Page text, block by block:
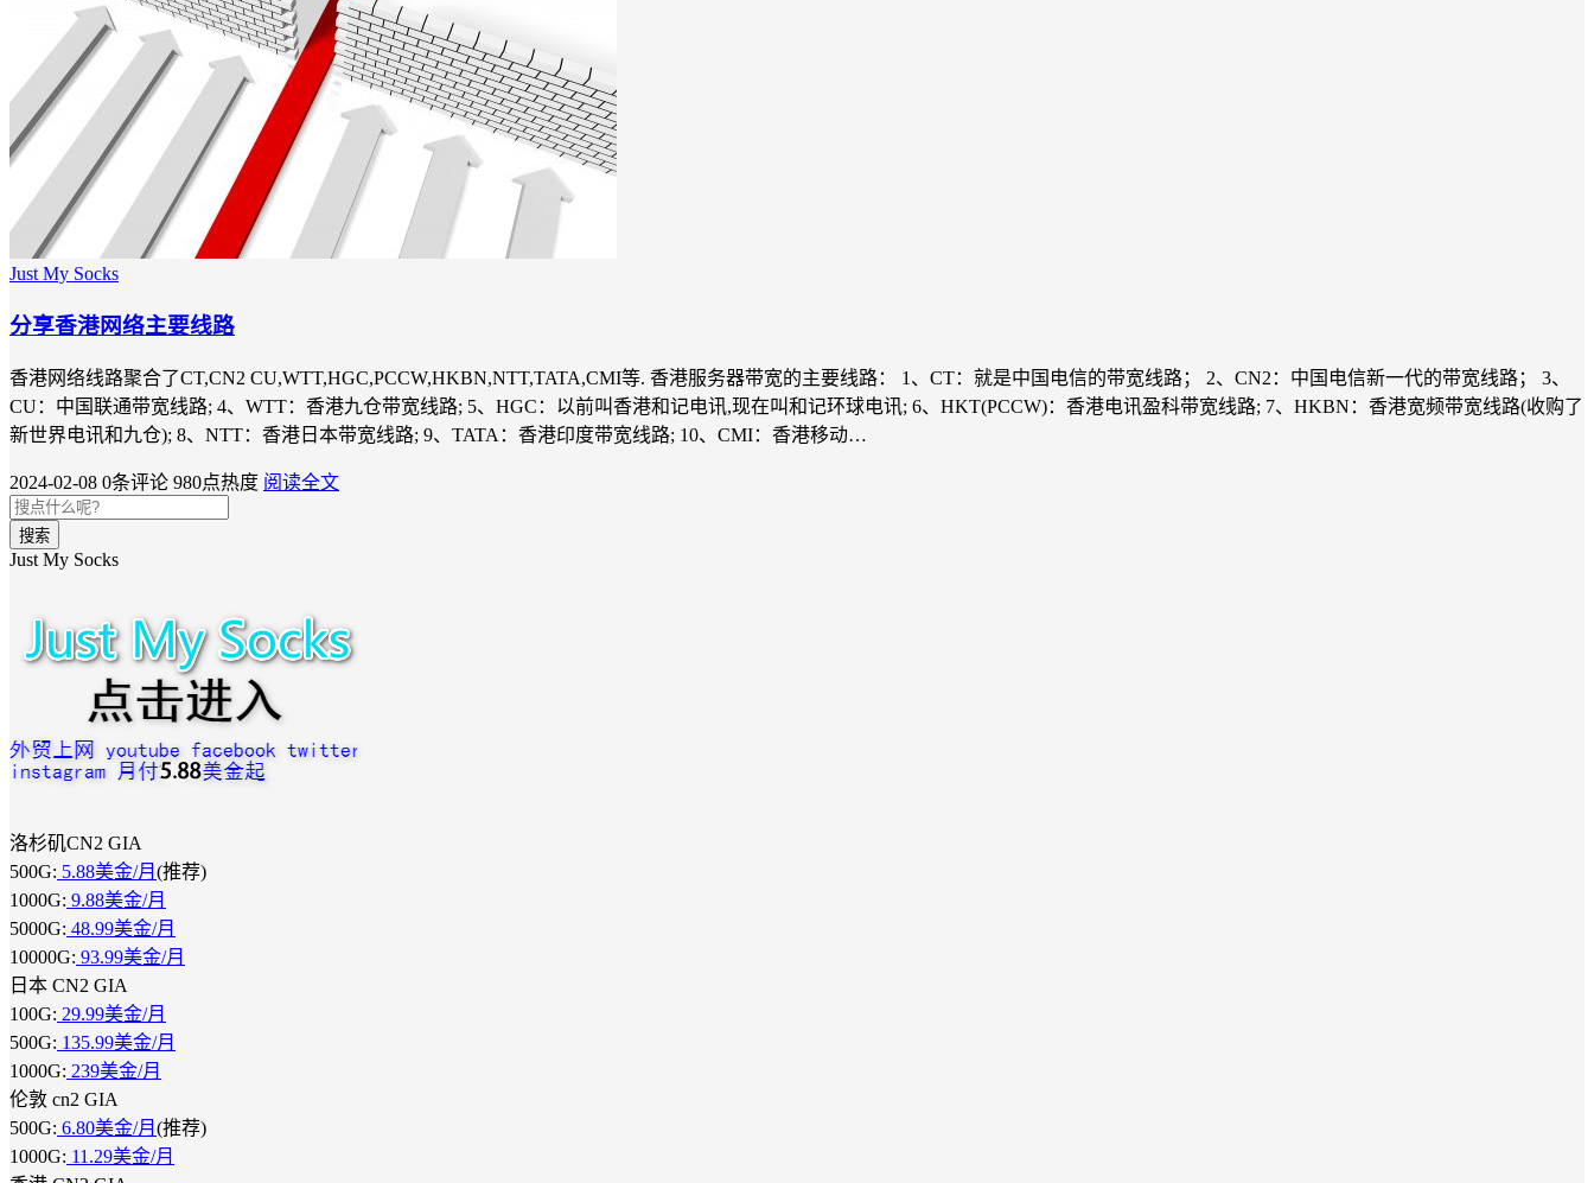
Just My Socks
分享香港网络主要线路
香港网络线路聚合了CT,CN2 CU,WTT,HGC,PCCW,HKBN,NTT,TATA,CMI等. 香港服务器带宽的主要线路： 1、CT：就是中国电信的带宽线路； 2、CN2：中国电信新一代的带宽线路； 3、
CU：中国联通带宽线路; 4、WTT：香港九仓带宽线路; 5、HGC：以前叫香港和记电讯,现在叫和记环球电讯; 6、HKT(PCCW)：香港电讯盈科带宽线路; 7、HKBN：香港宽频带宽线路(收购了
新世界电讯和九仓); 8、NTT：香港日本带宽线路; 9、TATA：香港印度带宽线路; 10、CMI：香港移动…
2024-02-08 0条评论 980点热度 阅读全文
搜索
Just My Socks
洛杉矶CN2 GIA
500G: 5.88美金/月 (推荐)
1000G: 9.88美金/月
5000G: 48.99美金/月
10000G: 93.99美金/月
日本 CN2 GIA
100G: 29.99美金/月
500G: 135.99美金/月
1000G: 239美金/月
伦敦 cn2 GIA
500G: 6.80美金/月 (推荐)
1000G: 11.29美金/月